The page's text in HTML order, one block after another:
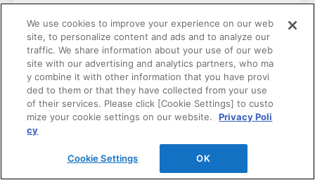
We use cookies to improve your experience on our web
site, to personalize content and ads and to analyze our
traffic. We share information about your use of our web
site with our advertising and analytics partners, who ma
y combine it with other information that you have provi
ded to them or that they have collected from your use
of their services. Please click [Cookie Settings] to custo
mize your cookie settings on our website.
Privacy Poli
cy
Cookie Settings OK